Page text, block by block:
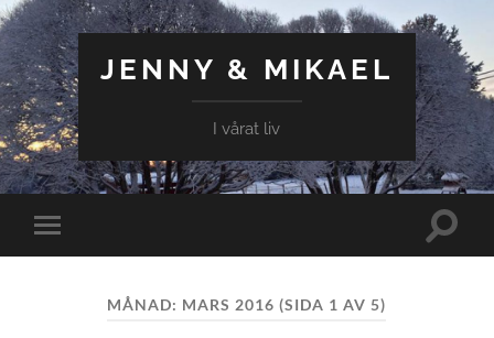
JENNY & MIKAEL
I vårat liv
Slå
på/av
Slå
MÅNAD: MARS 2016 (SIDA 1 AV 5)